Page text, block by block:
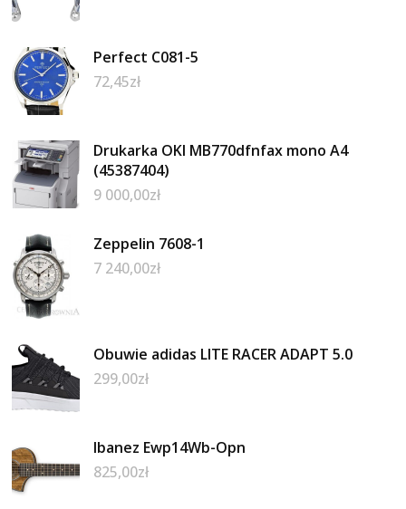
Perfect C081-5
72,45zł
Drukarka OKI MB770dfnfax mono A4
(45387404)
9 000,00zł
Zeppelin 7608-1
7 240,00zł
Obuwie adidas LITE RACER ADAPT 5.0
299,00zł
Ibanez Ewp14Wb-Opn
825,00zł